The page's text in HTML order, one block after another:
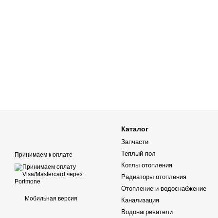
Принимаем к оплате
Мобильная версия
Каталог
Запчасти
Теплый пол
Котлы отопления
Радиаторы отопления
Отопление и водоснабжение
Канализация
Водонагреватели